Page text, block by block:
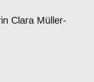
Clara Müller-